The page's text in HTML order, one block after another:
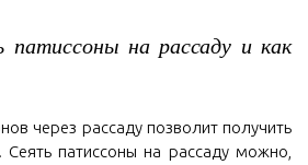
патиссоны на рассаду и как
через рассаду позволит получить
патиссоны на рассаду можно,